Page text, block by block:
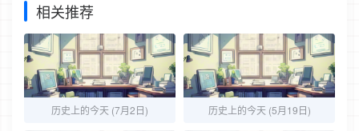
相关推荐
历史上的今天 (7月2日) 历史上的今天 (5月19日)